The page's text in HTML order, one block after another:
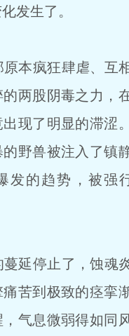
发生了。
本疯狂肆虐、互
两股阴毒之力，
现了明显的滞涩
野兽被注入了镇
发的趋势，被强
延停止了，蚀魂
苦到极致的痉挛
气息微弱得如同